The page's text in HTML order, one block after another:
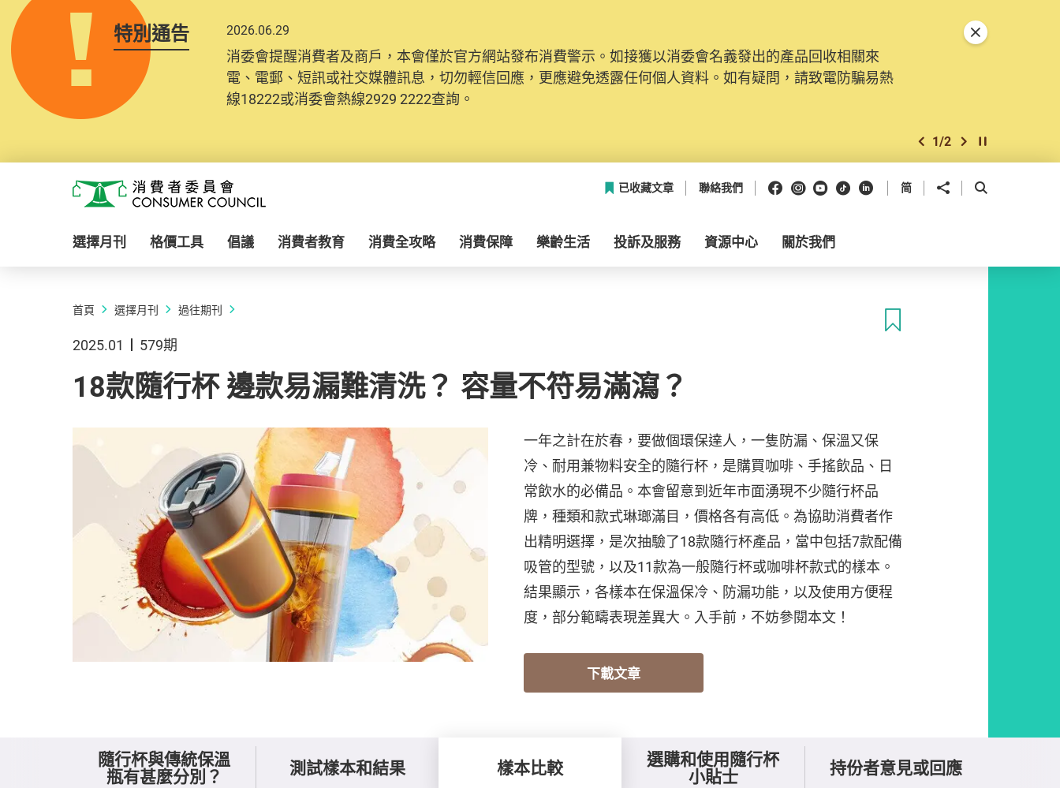
特別通告 2026.06.29
消委會提醒消費者及商戶，本會僅於官方網站發布消費警示。如接獲以消委會名義發出的產品回收相關來
電、電郵、短訊或社交媒體訊息，切勿輕信回應，更應避免透露任何個人資料。如有疑問，請致電防騙易熱
線18222或消委會熱線2929 2222查詢。
上一個
1/2 下一個開始/暫停幻燈
關閉特別通告
消費者委員會
已收藏文章 聯絡我們 Facebook
Instagram
Youtube
抖音領英 简 分享到 開啟搜尋框
選擇月刊 格價工具 倡議 消費者教育 消費全攻略 消費保障 樂齡生活 投訴及服務 資源中心 關於我們
首頁 選擇月刊 過往期刊
2025.01 579期
18款隨行杯 邊款易漏難清洗？ 容量不符易滿瀉？
一年之計在於春，要做個環保達人，一隻防漏、保溫又保
冷、耐用兼物料安全的隨行杯，是購買咖啡、手搖飲品、日
常飲水的必備品。本會留意到近年市面湧現不少隨行杯品
牌，種類和款式琳瑯滿目，價格各有高低。為協助消費者作
出精明選擇，是次抽驗了18款隨行杯產品，當中包括7款配備
吸管的型號，以及11款為一般隨行杯或咖啡杯款式的樣本。
結果顯示，各樣本在保溫保冷、防漏功能，以及使用方便程
度，部分範疇表現差異大。入手前，不妨參閱本文！
下載文章
隨行杯與傳統保溫
瓶有甚麼分別？ 測試樣本和結果 樣本比較 選購和使用隨行杯
小貼士 持份者意見或回應